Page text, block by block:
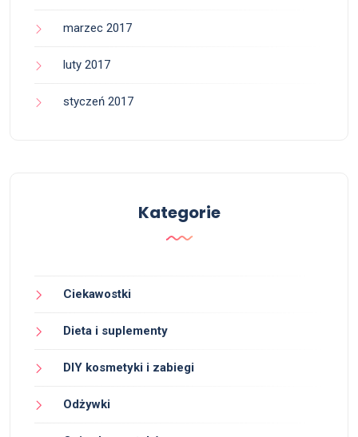
marzec 2017
luty 2017
styczeń 2017
Kategorie
Ciekawostki
Dieta i suplementy
DIY kosmetyki i zabiegi
Odżywki